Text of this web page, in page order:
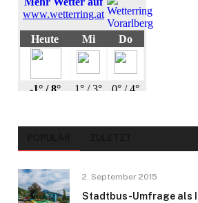
2. September 2015
Stadtbus-Umfrage als